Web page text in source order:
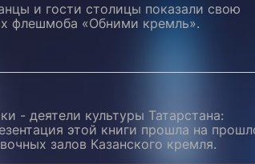
и гости столицы показали свою
флешмоба «Обними кремль».
- деятели культуры Татарстана:
этой книги прошла на
залов Казанского кремля.